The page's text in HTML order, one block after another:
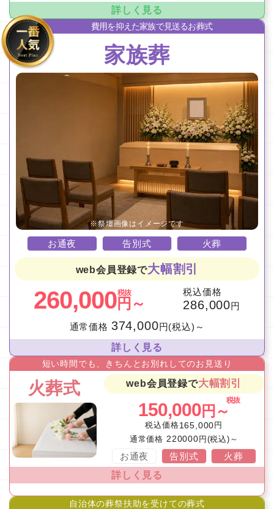
詳しく見る
費用を抑えた家族で見送るお葬式
家族葬
お通夜 告別式 火葬
web会員登録で大幅割引
260,000税抜
円～
税込価格
286,000円
通常価格 374,000円(税込)～
詳しく見る
短い時間でも、きちんとお別れしてのお見送り
火葬式 web会員登録で大幅割引
150,000 税抜
円～
税込価格165,000 円
通常価格 220000円(税込)～
お通夜 告別式
火葬
詳しく見る
自治体の葬祭扶助を受けての葬式